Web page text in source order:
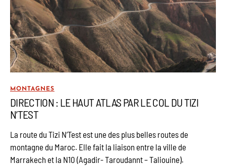
MONTAGNES
DIRECTION : LE HAUT ATLAS PAR LE COL DU TIZI
N’TEST
La route du Tizi N’Test est une des plus belles routes de
montagne du Maroc. Elle fait la liaison entre la ville de
Marrakech et la N10 (Agadir- Taroudannt – Taliouine).